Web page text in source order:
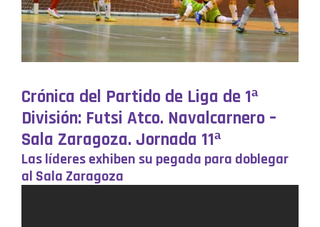
Crónica del Partido de Liga de 1ª
División: Futsi Atco. Navalcarnero –
Sala Zaragoza. Jornada 11ª
Las líderes exhiben su pegada para doblegar
al Sala Zaragoza